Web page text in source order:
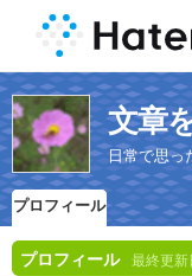
文章
日常で思っ
プロフィール
プロフィール 最終更新